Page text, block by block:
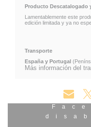
Producto Descatalogado
Lamentablemente este
edición limitada y ya no
Transporte
España y Portugal
Más información del